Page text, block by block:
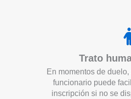
Trato
En momentos de
funcionario puede
inscripción si no se